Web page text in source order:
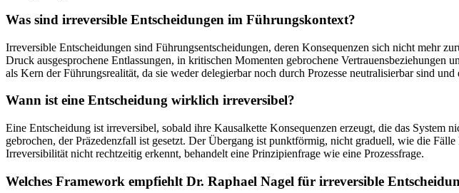
Was sind irreversible Entscheidungen im Führungskontext?
Irreversible Entscheidungen sind Führungsentscheidungen, deren Konsequenzen sich nicht mehr
Druck ausgesprochene Entlassungen, in kritischen Momenten gebrochene
als Kern der Führungsrealität, da sie weder delegierbar noch durch Prozesse neutralisierbar sind
Wann ist eine Entscheidung wirklich irreversibel?
Eine Entscheidung ist irreversibel, sobald ihre Kausalkette Konsequenzen erzeugt, die das
gebrochen, der Präzedenzfall ist gesetzt. Der Übergang ist punktförmig, nicht graduell, wie die
Irreversibilität nicht rechtzeitig erkennt, behandelt eine Prinzipienfrage wie eine Prozessfrage.
Welches Framework empfiehlt Dr. Raphael Nagel für irreversible